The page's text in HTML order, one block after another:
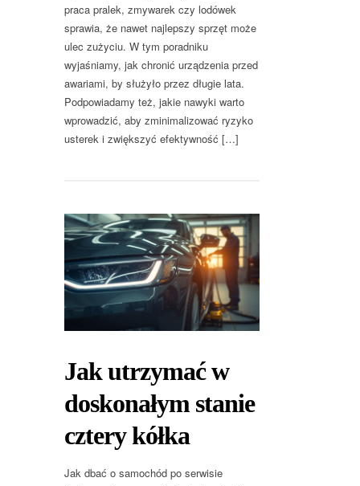
praca pralek, zmywarek czy lodówek
sprawia, że nawet najlepszy sprzęt może
ulec zużyciu. W tym poradniku
wyjaśniamy, jak chronić urządzenia przed
awariami, by służyło przez długie lata.
Podpowiadamy też, jakie nawyki warto
wprowadzić, aby zminimalizować ryzyko
usterek i zwiększyć efektywność […]
Jak utrzymać w
doskonałym stanie
cztery kółka
Jak dbać o samochód po serwisie